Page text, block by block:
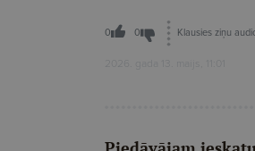
0 0 Klausies ziņu
2026. gada 13. maijs, 11:01